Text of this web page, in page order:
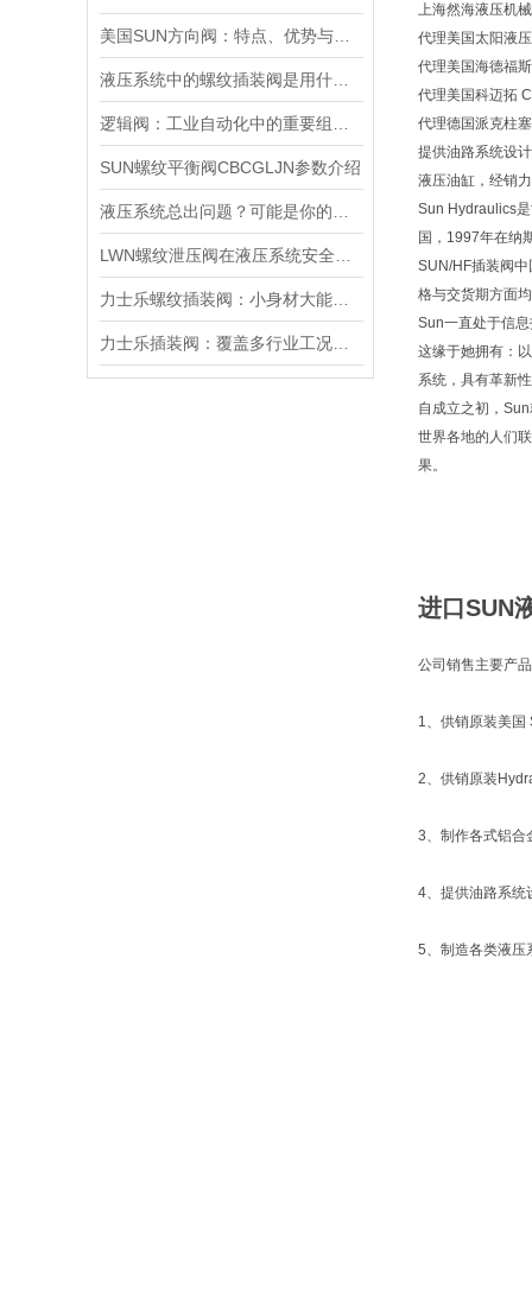
SUN螺纹平衡阀CBCGLJN参数介绍
上海然海液压机
代理美国太阳液
代理美国海德福
代理美国科迈拓
代理德国派克柱
提供油路系统设
液压油缸，经销
Sun Hydraulics
国，1997年在纳
SUN/HF插装阀
格与交货期方面
Sun一直处于信
这缘于她拥有：
系统，具有革新
自成立之初，
世界各地的人们
果。
进口SUN
公司销售主要产
1、供销原装美国
2、供销原装
3、制作各式铝合
4、提供油路系统
5、制造各类液压